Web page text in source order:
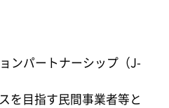
ンパートナーシップ（J-
を目指す民間事業者等と